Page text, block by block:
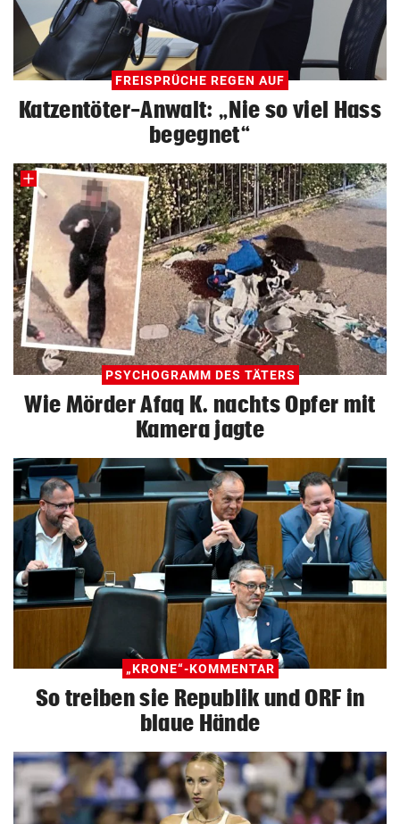
FREISPRÜCHE REGEN AUF
Katzentöter-Anwalt: „Nie so viel Hass
begegnet“
PSYCHOGRAMM DES TÄTERS
Wie Mörder Afaq K. nachts Opfer mit
Kamera jagte
„KRONE“-KOMMENTAR
So treiben sie Republik und ORF in
blaue Hände